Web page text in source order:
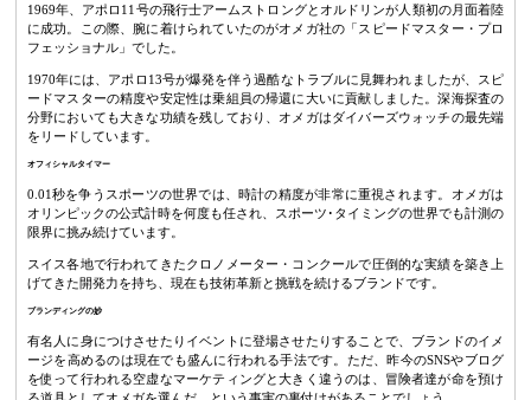
1969年、アポロ11号の飛行士アームストロングとオルドリンが人類初の月面着陸
に成功。この際、腕に着けられていたのがオメガ社の「スピードマスター・プロ
フェッショナル」でした。
1970年には、アポロ13号が爆発を伴う過酷なトラブルに見舞われましたが、スピ
ードマスターの精度や安定性は乗組員の帰還に大いに貢献しました。深海探査の
分野においても大きな功績を残しており、オメガはダイバーズウォッチの最先端
をリードしています。
オフィシャルタイマー
0.01秒を争うスポーツの世界では、時計の精度が非常に重視されます。オメガは
オリンピックの公式計時を何度も任され、スポーツ･タイミングの世界でも計測の
限界に挑み続けています。
スイス各地で行われてきたクロノメーター・コンクールで圧倒的な実績を築き上
げてきた開発力を持ち、現在も技術革新と挑戦を続けるブランドです。
ブランディングの妙
有名人に身につけさせたりイベントに登場させたりすることで、ブランドのイメ
ージを高めるのは現在でも盛んに行われる手法です。ただ、昨今のSNSやブログ
を使って行われる空虚なマーケティングと大きく違うのは、冒険者達が命を預け